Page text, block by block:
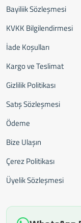
Bayiliik Sözleşmesi
KVKK Bilgilendirmesi
İade Koşulları
Kargo ve Teslimat
Gizlilik Politikası
Satış Sözleşmesi
Ödeme
Bize Ulaşın
Çerez Politikası
Üyelik Sözleşmesi